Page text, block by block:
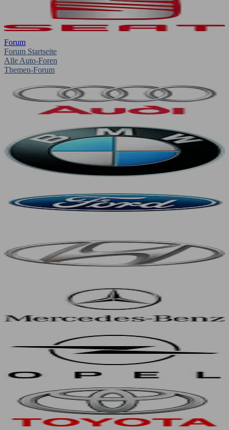
Forum
Forum Startseite
Alle Auto-Foren
Themen-Forum